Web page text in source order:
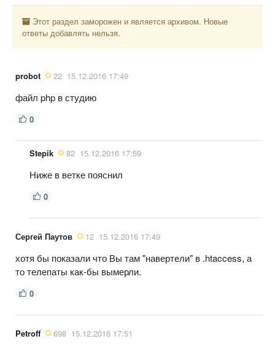
Этот раздел заморожен и является архивом. Новые
ответы добавлять нельзя.
probot 22 15.12.2016 17:49
файл php в студию
0
Stepik 82 15.12.2016 17:59
Ниже в ветке пояснил
0
Сергей Паутов 12 15.12.2016 17:49
хотя бы показали что Вы там "навертели" в .htaccess, а
то телепаты как-бы вымерли.
0
Petroff 698 15.12.2016 17:51